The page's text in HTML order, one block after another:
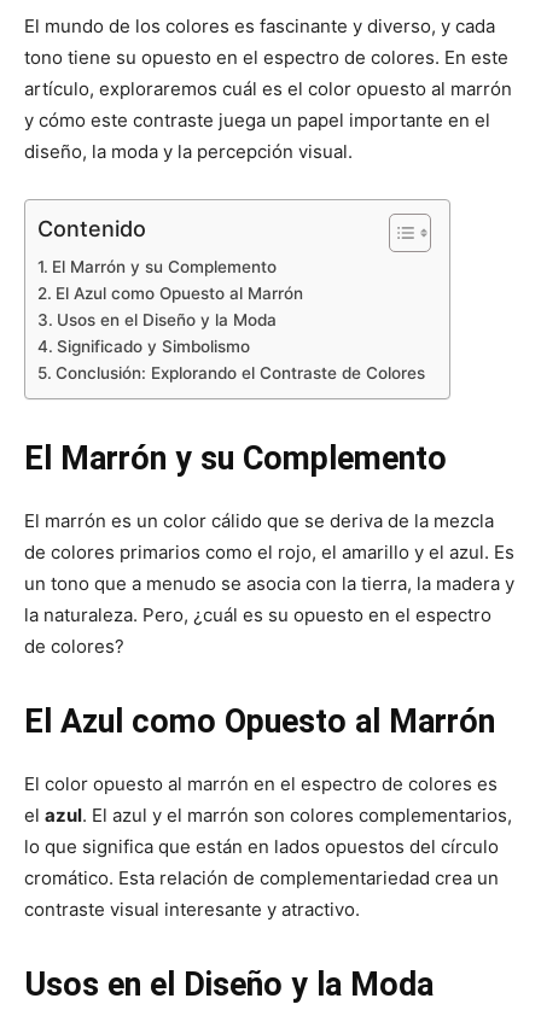
El mundo de los colores es fascinante y diverso, y cada
tono tiene su opuesto en el espectro de colores. En este
artículo, exploraremos cuál es el color opuesto al marrón
y cómo este contraste juega un papel importante en el
diseño, la moda y la percepción visual.
Contenido
El Marrón y su Complemento
El Azul como Opuesto al Marrón
Usos en el Diseño y la Moda
Significado y Simbolismo
Conclusión: Explorando el Contraste de Colores
El Marrón y su Complemento
El marrón es un color cálido que se deriva de la mezcla
de colores primarios como el rojo, el amarillo y el azul. Es
un tono que a menudo se asocia con la tierra, la madera y
la naturaleza. Pero, ¿cuál es su opuesto en el espectro
de colores?
El Azul como Opuesto al Marrón
El color opuesto al marrón en el espectro de colores es
el azul. El azul y el marrón son colores complementarios,
lo que significa que están en lados opuestos del círculo
cromático. Esta relación de complementariedad crea un
contraste visual interesante y atractivo.
Usos en el Diseño y la Moda